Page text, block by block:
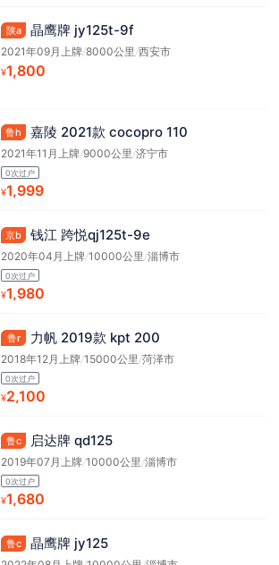
陕a 晶鹰牌 jy125t-9f
2021年09月上牌/8000公里/西安市
¥1,800
鲁h 嘉陵 2021款 cocopro 110
2021年11月上牌/9000公里/济宁市
0次过户
¥1,999
京b 钱江 跨悦qj125t-9e
2020年04月上牌/10000公里/淄博市
0次过户
¥1,980
鲁r 力帆 2019款 kpt 200
2018年12月上牌/15000公里/菏泽市
0次过户
¥2,100
鲁c 启达牌 qd125
2019年07月上牌/10000公里/淄博市
0次过户
¥1,680
鲁c 晶鹰牌 jy125